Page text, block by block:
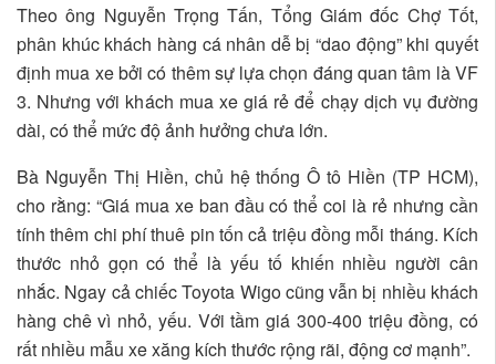
Theo ông Nguyễn Trọng Tấn, Tổng Giám đốc Chợ Tốt,
phân khúc khách hàng cá nhân dễ bị “dao động” khi quyết
định mua xe bởi có thêm sự lựa chọn đáng quan tâm là VF
3. Nhưng với khách mua xe giá rẻ để chạy dịch vụ đường
dài, có thể mức độ ảnh hưởng chưa lớn.
Bà Nguyễn Thị Hiền, chủ hệ thống Ô tô Hiền (TP HCM),
cho rằng: “Giá mua xe ban đầu có thể coi là rẻ nhưng cần
tính thêm chi phí thuê pin tốn cả triệu đồng mỗi tháng. Kích
thước nhỏ gọn có thể là yếu tố khiến nhiều người cân
nhắc. Ngay cả chiếc Toyota Wigo cũng vẫn bị nhiều khách
hàng chê vì nhỏ, yếu. Với tầm giá 300-400 triệu đồng, có
rất nhiều mẫu xe xăng kích thước rộng rãi, động cơ mạnh”.